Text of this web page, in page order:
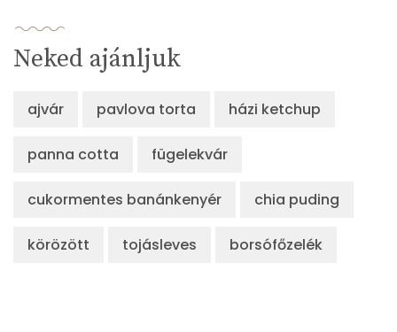
Neked ajánljuk
ajvár pavlova torta házi ketchup
panna cotta fügelekvár
cukormentes banánkenyér chia puding
körözött tojásleves borsófőzelék